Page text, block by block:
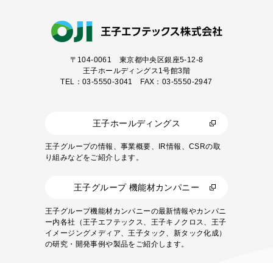
〒104-0061 東京都中央区銀座5-12-8
王子ホールディングス1号館3階
TEL：03-5550-3041 FAX：03-5550-2947
王子ホールディングス
王子グループの情報、事業概要、IR情報、CSRの取
り組みなどをご紹介します。
王子グループ 機能材カンパニー
王子グループ機能材カンパニーの最新情報やカンパニ
ー内各社（王子エフテックス、王子キノクロス、王子
イメージングメディア、王子タック、新タック化成）
の研究・開発事例や製品をご紹介します。